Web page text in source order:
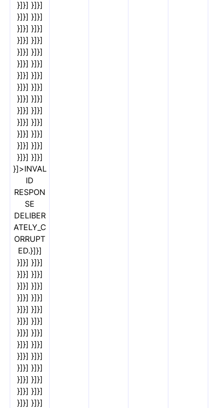
}]}] }]}]
}]}] }]}]
}]}] }]}]
}]}] }]}]
}]}] }]}]
}]}] }]}]
}]}] }]}]
}]}] }]}]
}]}] }]}]
}]}] }]}]
}]}] }]}]
}]}] }]}]
}]}] }]}]
}]}] }]}]
}]>INVAL
ID
RESPON
SE
DELIBER
ATELY_C
ORRUPT
ED.}]}]
}]}] }]}]
}]}] }]}]
}]}] }]}]
}]}] }]}]
}]}] }]}]
}]}] }]}]
}]}] }]}]
}]}] }]}]
}]}] }]}]
}]}] }]}]
}]}] }]}]
}]}] }]}]
}]}] }]}]